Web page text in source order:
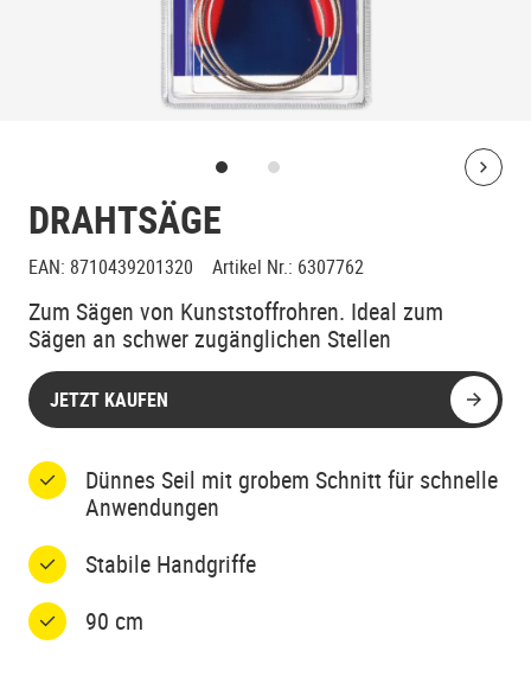
DRAHTSÄGE
EAN: 8710439201320 Artikel Nr.: 6307762
Zum Sägen von Kunststoffrohren. Ideal zum
Sägen an schwer zugänglichen Stellen
JETZT KAUFEN
Dünnes Seil mit grobem Schnitt für schnelle
Anwendungen
Stabile Handgriffe
90 cm